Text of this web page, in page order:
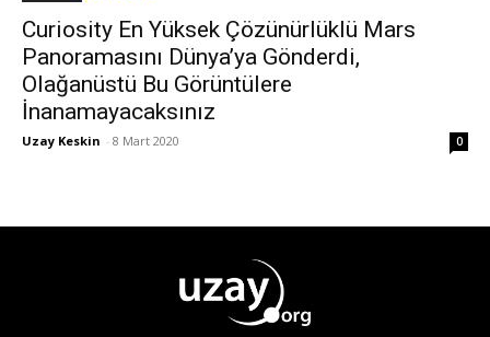
Curiosity En Yüksek Çözünürlüklü Mars
Panoramasını Dünya’ya Gönderdi,
Olağanüstü Bu Görüntülere
İnanamayacaksınız
Uzay Keskin - 8 Mart 2020 0